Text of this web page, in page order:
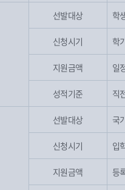
선발대상 학
신청시기 학
지원금액 일
성적기준 직
선발대상 국
신청시기 입
지원금액 등